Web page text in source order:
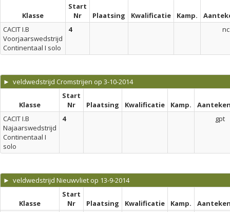
Klasse
Start
Nr
Plaatsing Kwalificatie Kamp.
CACIT I.B
Voorjaarswedstrijd
Continentaal I solo
4 nc
► veldwedstrijd Cromstrijen op 3-10-2014
Klasse
Start
Nr
Plaatsing Kwalificatie Kamp.
CACIT I.B
Najaarswedstrijd
Continentaal I
solo
4 gpt
► veldwedstrijd Nieuwvliet op 13-9-2014
Klasse
Start
Nr
Plaatsing Kwalificatie Kamp.